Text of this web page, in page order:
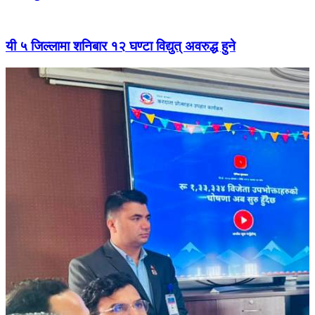
यी ५ जिल्लामा शनिबार १२ घण्टा विद्युत् अवरुद्ध हुने